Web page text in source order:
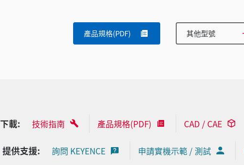
產品規格(PDF) 其他型號
下載: 技術指南 產品規格(PDF) CAD / CAE
提供支援: 詢問 KEYENCE 申請實機示範 / 測試